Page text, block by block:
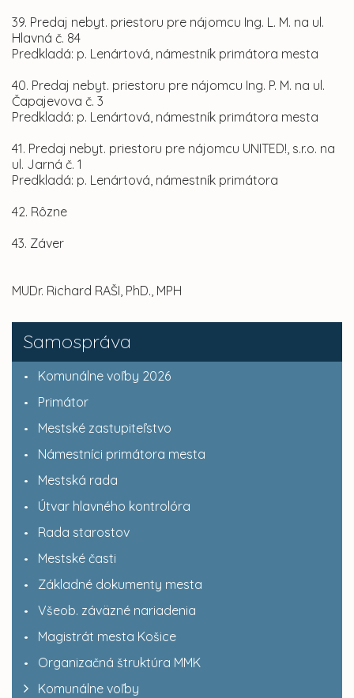
Samospráva
Komunálne voľby 2026
Primátor
Mestské zastupiteľstvo
Námestníci primátora mesta
Mestská rada
Útvar hlavného kontrolóra
Rada starostov
Mestské časti
Základné dokumenty mesta
Všeob. záväzné nariadenia
Magistrát mesta Košice
Organizačná štruktúra MMK
Komunálne voľby
39. Predaj nebyt. priestoru pre nájomcu Ing. L. M. na ul.
Hlavná č. 84
Predkladá: p. Lenártová, námestník primátora mesta
40. Predaj nebyt. priestoru pre nájomcu Ing. P. M. na ul.
Čapajevova č. 3
Predkladá: p. Lenártová, námestník primátora mesta
41. Predaj nebyt. priestoru pre nájomcu UNITED!, s.r.o. na
ul. Jarná č. 1
Predkladá: p. Lenártová, námestník primátora
42. Rôzne
43. Záver
MUDr. Richard RAŠI, PhD., MPH